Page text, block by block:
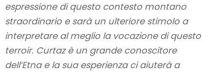
espressione di questo contesto montano
straordinario e sarà un ulteriore stimolo a
interpretare al meglio la vocazione di questo
terroir. Curtaz è un grande conoscitore
dell’Etna e la sua esperienza ci aiuterà a